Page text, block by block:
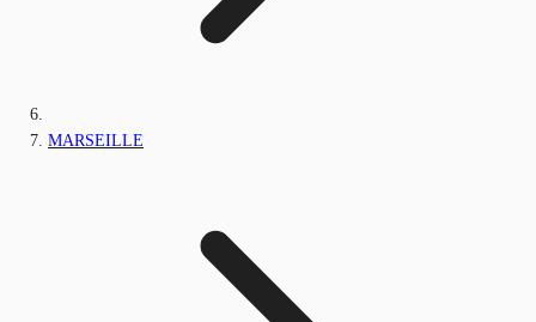
MARSEILLE